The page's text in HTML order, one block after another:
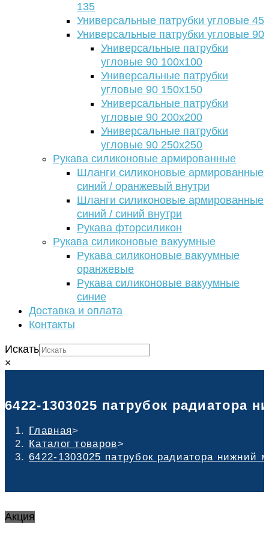
135
Универсальные патрубки угловые 45
Универсальные патрубки угловые 90
Универсальные патрубки
угловые 90 100х100
Универсальные патрубки
угловые 90 150х150
Универсальные патрубки
угловые 90 200х200
Универсальные патрубки
угловые 90 250х250
Рукава силиконовые армированные
Шланги силиконовые армированные
синий / оранжевый внутри
Шланги силиконовые армированные
синий / синий внутри
Рукава фторсиликон
Рукава силиконовые вакуумные
Рукава силиконовые вакуумные
оранжевые
Рукава силиконовые вакуумные
синие
Доставка и оплата
Контакты
Искать
×
6422-1303025 патрубок радиатора
Главная>
Каталог товаров>
6422-1303025 патрубок радиатора нижний
Акция